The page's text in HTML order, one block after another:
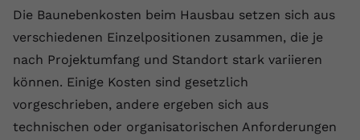
Die Baunebenkosten beim Hausbau setzen sich aus
verschiedenen Einzelpositionen zusammen, die je
nach Projektumfang und Standort stark variieren
können. Einige Kosten sind gesetzlich
vorgeschrieben, andere ergeben sich aus
technischen oder organisatorischen Anforderungen